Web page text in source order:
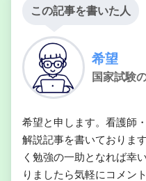
この記事を書いた人
希望
国家試験
希望と申します。看護師
解説記事を書いておりま
く勉強の一助となれば幸
りましたら気軽にコメン